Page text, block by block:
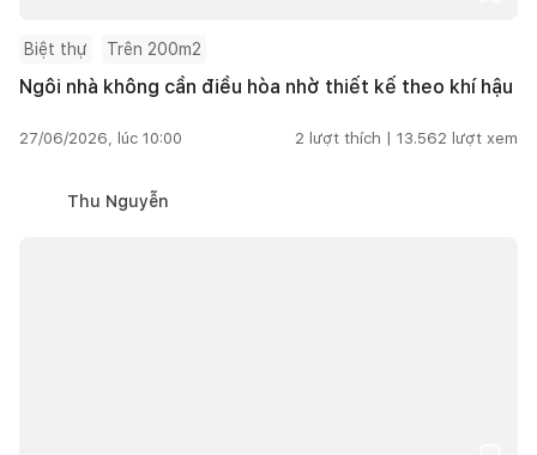
Biệt thự Trên 200m2
Ngôi nhà không cần điều hòa nhờ thiết kế theo khí hậu
27/06/2026, lúc 10:00 2 lượt thích | 13.562 lượt xem
Thu Nguyễn